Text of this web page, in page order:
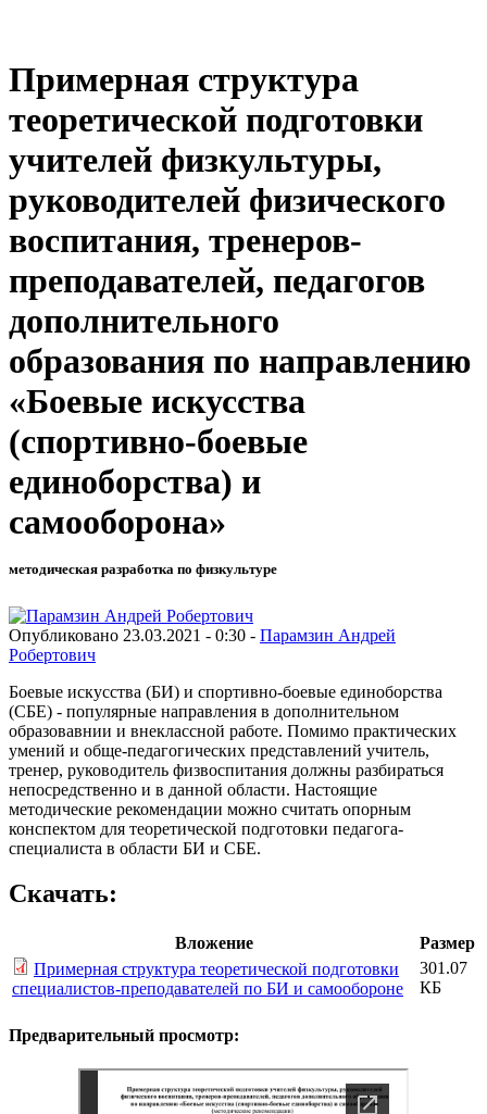
Примерная структура
теоретической подготовки
учителей физкультуры,
руководителей физического
воспитания, тренеров-
преподавателей, педагогов
дополнительного
образования по направлению
«Боевые искусства
(спортивно-боевые
единоборства) и
самооборона»
методическая разработка по физкультуре
Опубликовано 23.03.2021 - 0:30 - Парамзин Андрей
Робертович
Боевые искусства (БИ) и спортивно-боевые единоборства
(СБЕ) - популярные направления в дополнительном
образовавнии и внеклассной работе. Помимо практических
умений и обще-педагогических представлений учитель,
тренер, руководитель физвоспитания должны разбираться
непосредственно и в данной области. Настоящие
методические рекомендации можно считать опорным
конспектом для теоретической подготовки педагога-
специалиста в области БИ и СБЕ.
Скачать:
Вложение
Размер
Примерная структура теоретической подготовки
специалистов-преподавателей по БИ и самообороне
301.07
КБ
Предварительный просмотр: